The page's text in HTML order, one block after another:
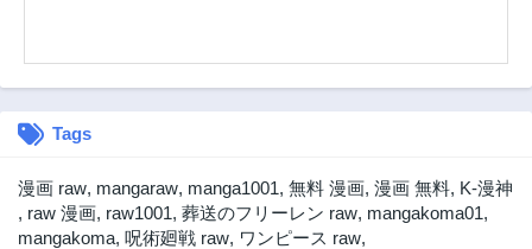
第152話
第150話
3年前
第149話
3年前
Tags
漫画 raw, mangaraw, manga1001, 無料 漫画, 漫画 無料, K-漫神
, raw 漫画, raw1001, 葬送のフリーレン raw, mangakoma01,
mangakoma, 呪術廻戦 raw, ワンピース raw,